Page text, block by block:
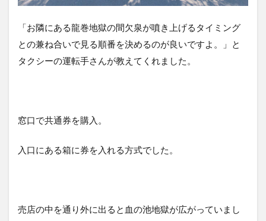
ル）
「お隣にある龍巻地獄の間欠泉が噴き上げるタイミング
との兼ね合いで見る順番を決めるのが良いですよ。」と
タクシーの運転手さんが教えてくれました。
窓口で共通券を購入。
入口にある箱に券を入れる方式でした。
売店の中を通り外に出ると血の池地獄が広がっていまし